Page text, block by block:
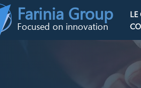
Farinia Group
Focused on innovation
LE